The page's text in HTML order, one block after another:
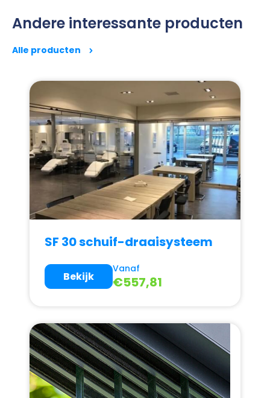
Andere interessante producten
Alle producten
SF 30 schuif-draaisysteem
Vanaf
€557,81
Bekijk